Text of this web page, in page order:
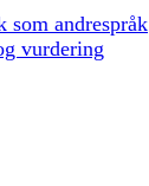
som andrespråk
vurdering